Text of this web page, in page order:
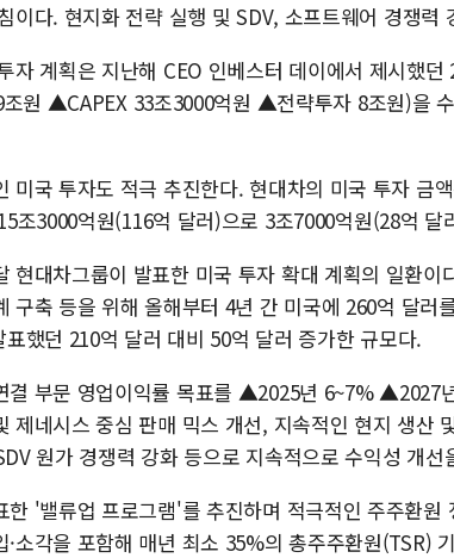
이다. 현지화 전략 실행 및 SDV, 소프트웨어 경쟁력
자 계획은 지난해 CEO 인베스터 데이에서 제시했
원 ▲CAPEX 33조3000억원 ▲전략투자 8조원)을
미국 투자도 적극 추진한다. 현대차의 미국 투자 금
조3000억원(116억 달러)으로 3조7000억원(28억 달
현대차그룹이 발표한 미국 투자 확대 계획의 일환
구축 등을 위해 올해부터 4년 간 미국에 260억 달러
표했던 210억 달러 대비 50억 달러 증가한 규모다.
결 부문 영업이익률 목표를 ▲2025년 6~7%
제네시스 중심 판매 믹스 개선, 지속적인 현지 생산
원가 경쟁력 강화 등으로 지속적으로 수익성 개
한 '밸류업 프로그램'를 추진하며 적극적인 주주환원
·소각을 포함해 매년 최소 35%의 총주주환원(TSR)